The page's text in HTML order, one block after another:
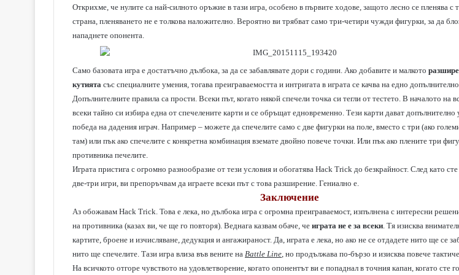
Открихме, че нулите са най-силното оръжие в тази игра, особено в първите ходове, защото лесно се пленява с
страна, пленяването не е толкова наложително. Вероятно ви трябват само три-четири чужди фигурки, за да
нападнете опонента.
Само базовата игра е достатъчно дълбока, за да се забавлявате дори с години. Ако добавите и малкото
кутията със специалните умения, тогава преиграваемостта и интригата в играта се качва на едно
Допълнителните правила са прости. Всеки път, когато някой спечели точка си тегли от тестето. В началото на
всеки тайно си избира една от спечелените карти и се обръщат едновременно. Тези карти дават допълнително
победа на дадения играч. Например – можете да спечелите само с две фигурки на поле, вместо с три (ако
там) или пък ако спечелите с конкретна комбинация вземате двойно повече точки. Или пък ако плените три
противника печелите.
Играта пристига с огромно разнообразие от тези условия и обогатява Hack Trick до безкрайност. След като
две-три игри, ви препоръчвам да играете всеки път с това разширение. Гениално е.
Заключение
Аз обожавам Hack Trick. Това е лека, но дълбока игра с огромна преиграваемост, изпълнена с интересни
на противника (казах ви, че ще го повторя). Веднага казвам обаче, че играта не е за всеки. Тя изисква
картите, броене и изчисляване, дедукция и ангажираност. Да, играта е лека, но ако не се отдадете нито ще се
нито ще спечелите. Тази игра влиза във вените на Battle Line, но продължава по-бързо и изисква повече
На всичкото отгоре чувството на удовлетворение, когато опонентът ви е попаднал в точния капан, когато сте